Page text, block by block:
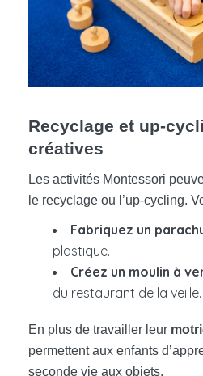
Recyclage et up-
créatives
Les activités Montessori
le recyclage ou l’up-cycling.
Fabriquez un
plastique.
Créez un moulin à
du restaurant de la veille.
En plus de travailler leur
permettent aux enfants
seconde vie aux objets.